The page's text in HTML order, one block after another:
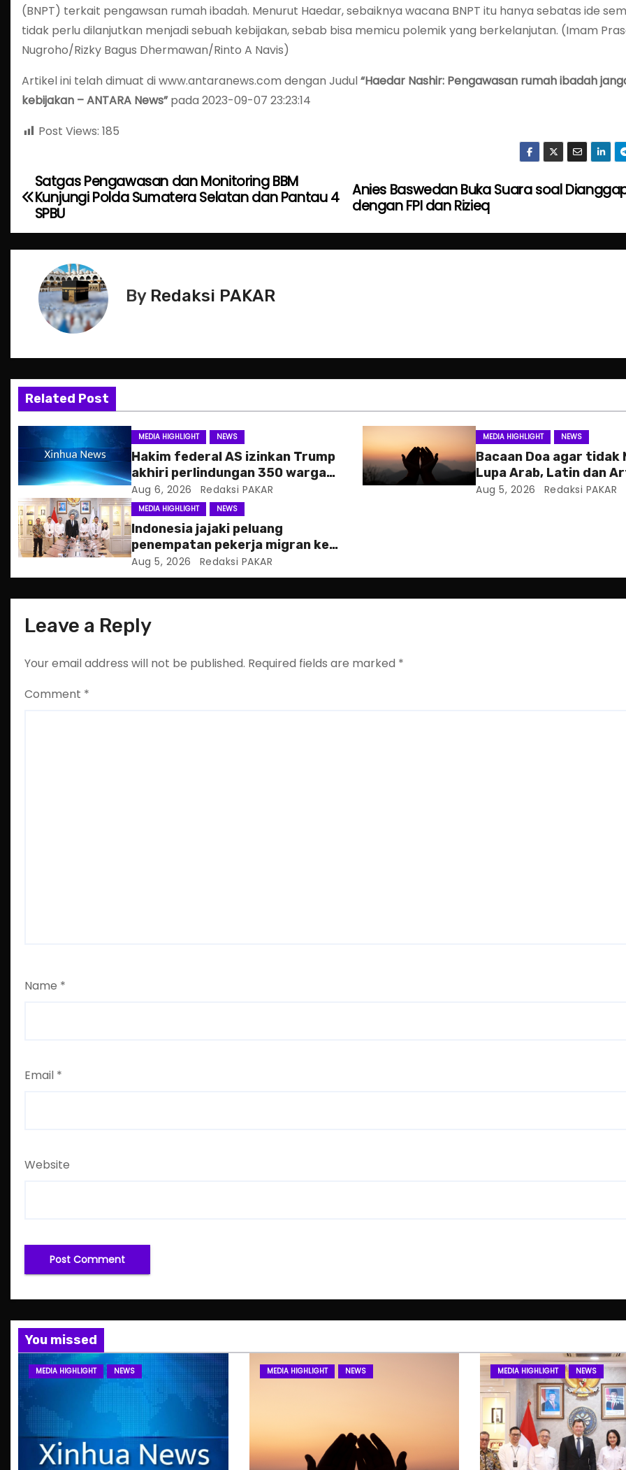
(BNPT) terkait pengawsan rumah ibadah. Menurut Haedar, sebaiknya wacana BNPT itu hanya sebatas ide
tidak perlu dilanjutkan menjadi sebuah kebijakan, sebab bisa memicu polemik yang berkelanjutan. (Imam
Nugroho/Rizky Bagus Dhermawan/Rinto A Navis)
Artikel ini telah dimuat di www.antaranews.com dengan Judul“Haedar Nashir: Pengawasan rumah ibadah
kebijakan – ANTARA News”pada 2023-09-07 23:23:14
Post Views: 185
P
s
v
i
g
a
t
i
o
Anies Baswedan Buka Suara soal
dengan FPI dan Rizieq
Satgas Pengawasan dan Monitoring BBM
Kunjungi Polda Sumatera Selatan dan Pantau 4
SPBU
By Redaksi PAKAR
Related Post
MEDIA HIGHLIGHT NEWS
Hakim federal AS izinkan Trump
akhiri perlindungan 350 warga
Haiti
Aug 6, 2026 Redaksi PAKAR
MEDIA HIGHLIGHT NEWS
Bacaan Doa agar tidak
Lupa Arab, Latin dan
Aug 5, 2026 Redaksi PAKAR
MEDIA HIGHLIGHT NEWS
Indonesia jajaki peluang
penempatan pekerja migran ke
Slowakia
Aug 5, 2026 Redaksi PAKAR
Leave a Reply
Your email address will not be published. Required fields are marked *
Comment *
Name *
Email *
Website
You missed
MEDIA HIGHLIGHT NEWS MEDIA HIGHLIGHT NEWS MEDIA HIGHLIGHT NEWS